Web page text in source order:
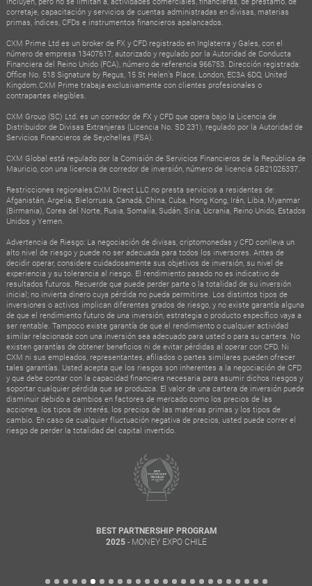
corretaje, capacitación y servicios de cuentas administradas en divisas, materias
primas, índices, CFDs e instrumentos financieros apalancados.
CXM Prime Ltd es un broker de FX y CFD registrado en Inglaterra y Gales, con el
número de empresa 13407617, autorizado y regulado por la Autoridad de Conducta
Financiera del Reino Unido (FCA), número de referencia 966753. Dirección registrada:
Office No. 518 Signature by Regus, 15 St Helen's Place, London, EC3A 6DQ, United
Kingdom.CXM Prime trabaja exclusivamente con clientes profesionales o
contrapartes elegibles.
CXM Group (SC) Ltd. es un corredor de FX y CFD que opera bajo la Licencia de
Distribuidor de Divisas Extranjeras (Licencia No. SD 231), regulado por la Autoridad de
Servicios Financieros de Seychelles (FSA).
CXM Global está regulado por la Comisión de Servicios Financieros de la República de
Mauricio, con una licencia de corredor de inversión, número de licencia GB21026337.
Restricciones regionales:CXM Direct LLC no presta servicios a residentes de:
Afganistán, Argelia, Bielorrusia, Canadá, China, Cuba, Hong Kong, Irán, Libia, Myanmar
(Birmania), Corea del Norte, Rusia, Somalia, Sudán, Siria, Ucrania, Reino Unido, Estados
Unidos y Yemen.
Advertencia de Riesgo: La negociación de divisas, criptomonedas y CFD conlleva un
alto nivel de riesgo y puede no ser adecuada para todos los inversores. Antes de
decidir operar, considere cuidadosamente sus objetivos de inversión, su nivel de
experiencia y su tolerancia al riesgo. El rendimiento pasado no es indicativo de
resultados futuros. Recuerde que puede perder parte o la totalidad de su inversión
inicial; no invierta dinero cuya pérdida no pueda permitirse. Los distintos tipos de
inversiones o activos implican diferentes grados de riesgo, y no existe garantía alguna
de que el rendimiento futuro de una inversión, estrategia o producto específico vaya a
ser rentable. Tampoco existe garantía de que el rendimiento o cualquier actividad
similar relacionada con una inversión sea adecuado para usted o para su cartera. No
existen garantías de obtener beneficios ni de evitar pérdidas al operar con CFD. Ni
CXM ni sus empleados, representantes, afiliados o partes similares pueden ofrecer
tales garantías. Usted acepta que los riesgos son inherentes a la negociación de CFD
y que debe contar con la capacidad financiera necesaria para asumir dichos riesgos y
soportar cualquier pérdida que se produzca. El valor de una cartera de inversión puede
disminuir debido a cambios en factores de mercado como los precios de las
acciones, los tipos de interés, los precios de las materias primas y los tipos de
cambio. En caso de cualquier fluctuación negativa de precios, usted puede correr el
riesgo de perder la totalidad del capital invertido.
BEST PARTNERSHIP PROGRAM
2025 - MONEY EXPO CHILE